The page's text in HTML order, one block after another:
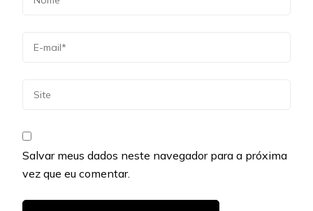
Salvar meus dados neste navegador para a próxima
vez que eu comentar.